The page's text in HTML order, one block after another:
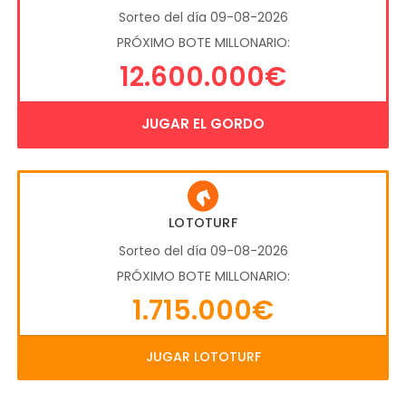
Sorteo del día 09-08-2026
PRÓXIMO BOTE MILLONARIO:
12.600.000€
JUGAR EL GORDO
LOTOTURF
Sorteo del día 09-08-2026
PRÓXIMO BOTE MILLONARIO:
1.715.000€
JUGAR LOTOTURF